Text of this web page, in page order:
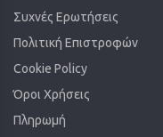
Συχνές Ερωτήσεις
Πολιτική Επιστροφών
Cookie Policy
Όροι Χρήσεις
Πληρωμή